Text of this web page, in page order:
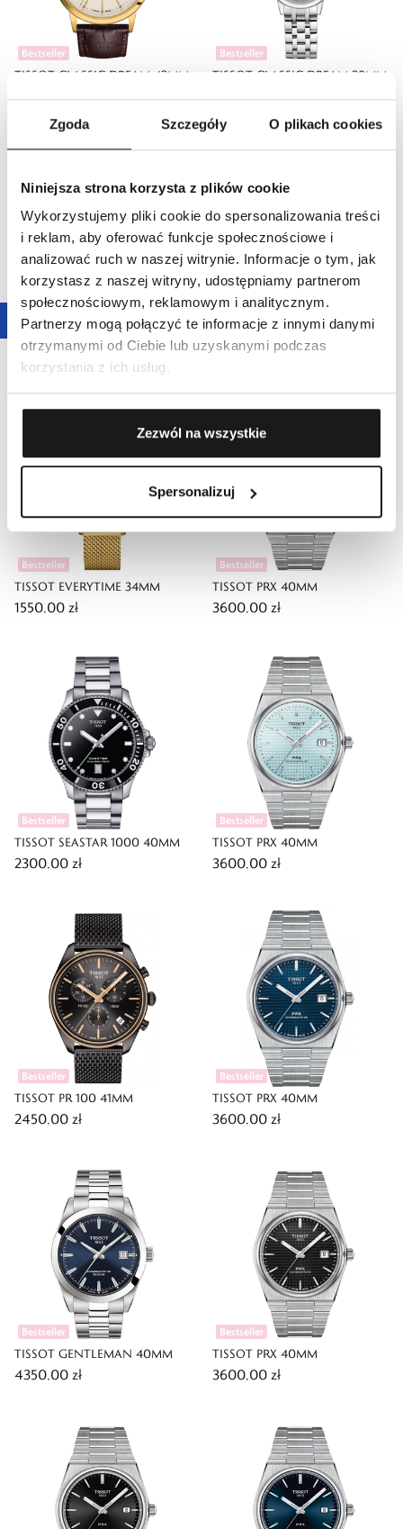
Zgoda Szczegóły O plikach cookies
Niniejsza strona korzysta z plików cookie
Wykorzystujemy pliki cookie do spersonalizowania treści
i reklam, aby oferować funkcje społecznościowe i
analizować ruch w naszej witrynie. Informacje o tym, jak
korzystasz z naszej witryny, udostępniamy partnerom
społecznościowym, reklamowym i analitycznym.
Partnerzy mogą połączyć te informacje z innymi danymi
otrzymanymi od Ciebie lub uzyskanymi podczas
korzystania z ich usług.
Zezwól na wszystkie
Spersonalizuj
Bestseller
TISSOT CLASSIC DREAM 42MM
1500,00 zł
Bestseller
TISSOT CLASSIC DREAM 28MM
1400,00 zł
Bestseller
TISSOT CLASSIC DREAM 42MM
1500,00 zł
Bestseller
TISSOT EVERYTIME 34MM
1400,00 zł
Bestseller
TISSOT EVERYTIME 34MM
1550,00 zł
Bestseller
TISSOT PRX 40MM
3600,00 zł
Bestseller
TISSOT SEASTAR 1000 40MM
2300,00 zł
Bestseller
TISSOT PRX 40MM
3600,00 zł
Bestseller
TISSOT PR 100 41MM
2450,00 zł
Bestseller
TISSOT PRX 40MM
3600,00 zł
Bestseller
TISSOT GENTLEMAN 40MM
4350,00 zł
Bestseller
TISSOT PRX 40MM
3600,00 zł